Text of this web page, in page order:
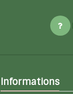
Informations